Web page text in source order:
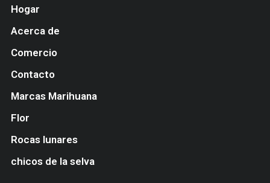
Hogar
Acerca de
Comercio
Contacto
Marcas Marihuana
Flor
Rocas lunares
chicos de la selva